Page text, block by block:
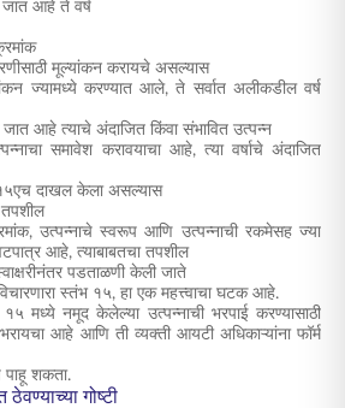
जात आहे ते वर्ष
मूल्यांकन करायचे असल्यास
ज्यामध्ये करण्यात आले, ते सर्वात अलीकडील वर्ष
जात आहे त्याचे अंदाजित किंवा संभावित उत्पन्न
समावेश करावयाचा आहे, त्या वर्षाचे अंदाजित
१५एच दाखल केला असल्यास
तपशील
उत्पन्नाचे स्वरूप आणि उत्पन्नाची रकमेसह ज्या
आहे, त्याबाबतचा तपशील
पडताळणी केली जाते
स्तंभ १५, हा एक महत्त्वाचा घटक आहे.
मध्ये नमूद केलेल्या उत्पन्नाची भरपाई करण्यासाठी
आहे आणि ती व्यक्ती आयटी अधिकाऱ्यांना फॉर्म
शकता.
गोष्टी